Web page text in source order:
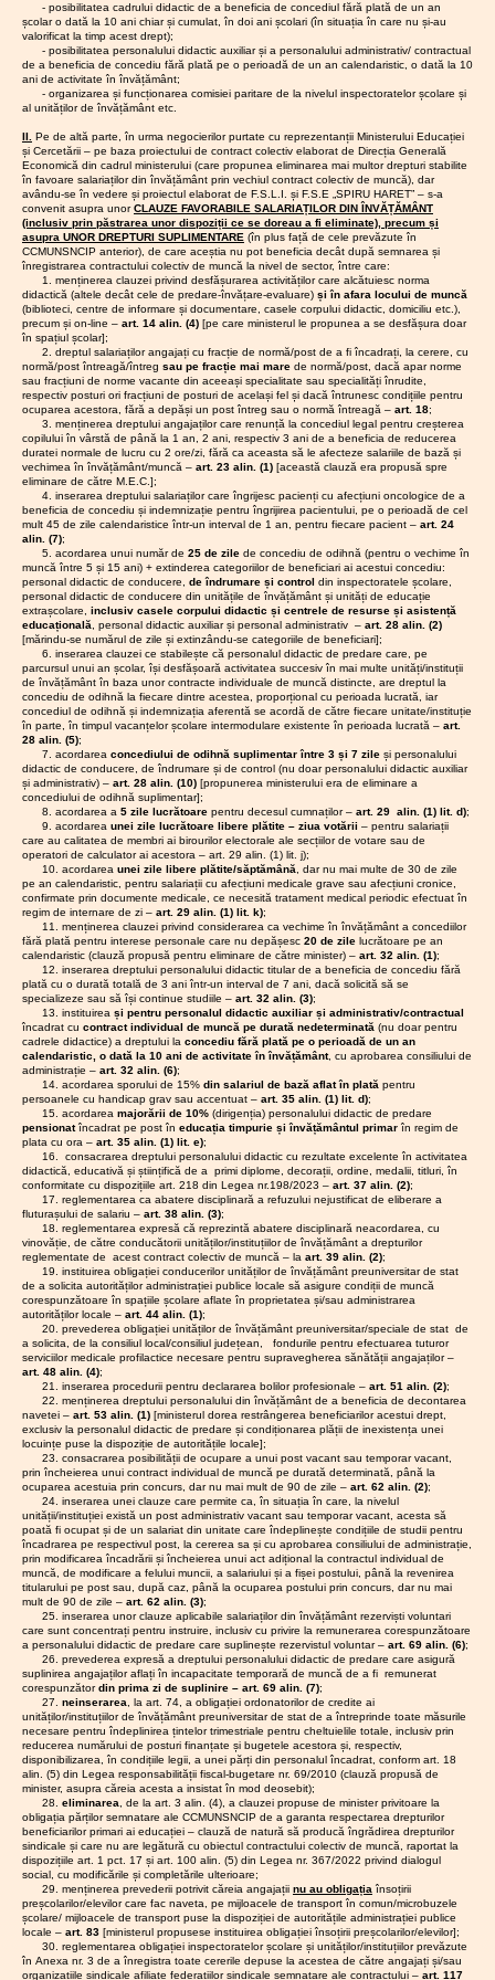
al I.S.J.
Miting
marș
Piața
Piața
Consiliul
al I.S.J.
Paritară
la
I.S.J.
Consiliul
al I.S.J.
Consiliul
S.I.P.
Județul
Biroul
Județul
Paritară
la
Comisia
Județul
la
Consiliul
al I.S.J.
Consiliul
Consiliul
S.I.P.
Județul
Biroul
Județul
de
U.J.
Frăția
să asigure promovarea personalului
în funcții, grade și trepte
profesionale și avansarea în
gradații, în condițiile legii,astfel
încât să se încadreze în sumele
aprobate cu această destinație în
bugetul propriu
Motivare: salariile de bază sunt
stabilite prin lege, conform
dispozițiilor art. 7 lit. o) din proiect;
în consecință, angajatorul
(ordonatorul de credite) nu poate
stabiliun salariu de bază la un
nivel inferior celui prevăzut de lege
pentru a se încadra în sumele
aprobate în buget cu această
destinație; în plus, în sistemul de
învățământ preuniversitar,
cuantumul sporurilor este stabilit
prin lege sau prin acte
administrative cu caracter normativ
emise în baza legii. În condițiile în
care, în sistemul de învățământ,
drepturile salariale nu sunt supuse
negocierii și aprecierii ordonatorului
de credite, este incorectă instituirea
obligației din teza finală a alin. (7).
2. Se impune reformularea
tezei a doua a alineatului (8) al
articolului 10, textul în actuala
formulare fiind lipsit de sens:
„(8) Dacă salariul de bază, solda
de funcție/salariul de funcție,
indemnizația de încadrare sau,
după caz, indemnizația lunară
pentru o funcție din sectorul
bugetar, calculată conform
prezentei legi pentru un program de
lucru de 8 ore zilnic, este mai mică
decât valoarea salariului de bază
minim brut pe țară garantat în plată,
atunci persoana care ocupă funcția
respectivă beneficiază de plata unei
sume egale cu salariul de bază
minim brut pe țară garantat în plată.
În cazul în care programul normal
de munci pentru este,??????
potrivit legii, mai mic de 8 ore
zilnic, persoana care ocupă funcția
respectivă beneficiază de plata unei
sume calculate prin raportarea
salariului de bază minim brut pe
țară la numărul mediu de ore lunar
potrivit programului legal de lucru
aprobat.”
3.Articolul 14 se modifică și
va avea următorul cuprins:
„Art. 14.Personalul care
exercită activitatea de control
financiar preventiv, pe perioada de
exercitare a acesteia, beneficiază
de un spor la salariul de bază,
solda de funcție/salariul de funcție
de 10%. Acest spor nu se ia în
calcul la determinarea limitei
sporurilor, primelor, premiilor și
indemnizațiilor prevăzute la art
21 alin. (2).”
La Capitolul IV — Alte
drepturi salariale —este necesară
introducerea de noi articole privind:
-reglementarea indemnizației
de hrană si a voucherelor de
vacanțăpentru personalul plătit din
fonduri publice,
un anumit cuantum al salariului
de bază net;
- reglementarea indemnizației
pentru deținerea titlului științific
de doctor, după cum urmează:
„Art. NOU (1) Personalul care
deține titlul științific de doctor
beneficiază de o indemnizație
pentru titlul științific de doctor în
cuantum de 25% din valoarea de
referință, care se acordă lunar
numai dacă își desfășoară
activitatea în domeniul pentru
care deține titlul și dacă are
prevăzute în fisa postului un set
de atribuții obiective și
cuantificabile care să permită
verificarea lunară a modului în
care activitatea acestuia este
valorificată în mod suplimentar.
Cuantumul salarial al acestei
indemnizații nu se ia în calcul la
determinarea limitei sporurilor,
primelor, premiilor și
indemnizațiilor prevăzute la art.
21 alin. (2).
(2) În situația cumulului de
funcții, indemnizația prevăzută la
alin. (1) se acordă, la cerere,
numai de către angajatorul unde
beneficiarul are funcția de bază
declarată.”
5.Laart. 19 — Sporul pentru
ajustări minimale
care nu răspund în
mod real
problemelor
semnalate. În
contextul în care
ministrul Muncii
ne-au transmis
deja, sec și cinic,
că„mai mult de
atât nu se poate”,
participarea
noastră la
întâlnirea de astăzi
ar fi complet
inutilă,servind
strict intereselor
publică ale
guvernanților.
Atragem atenția că
actualul proiect de
legeîncalcă
flagranttocmai
actele normative
adoptate de
Executiv odată cu
finalizarea grevei
generale din anul
2023. Este o
dovadă de
ipocrizie și o
desconsiderare
totală a
angajamentelor
luate în fața
societății. Ceea ce
face Guvernul
astăzi nu este doar
o încălcare a legii,
directă a
întregului sistem
educațional,
dovedind încă o
dată că pentru
actualul Executiv
educația nu
reprezintă o
prioritate.
Nu putem sta la
masa unor
negocieri false,
menite doar să
bifeze o acțiune pe
agenda publică a
Ministerului.
Mimarea
consultării
publicenu va
diminua revolta
legitimă a colegilor
și nu poate
substitui
responsabilitatea
reală pe care
autoritățile trebuie
să o manifeste față
de educație.
Amintim poziția
fermă a celor trei
federații din
învățământ și
anume aceea că
parlamentarii
României trebuie
să opteze între
două variante: să
refuze inițierea
acestui pseudo-
proiect al legii
salarizării sau să
promoveze o lege
sănătoasă, în care
salariații din
învățământ să fie
poziționați conform
importanței muncii
depuse, așa cum a
fost proiectul lucrat
la Ministerul Muncii
împreună cu
reprezentanții
Băncii Mondiale în
anul 2024.
Educația cere
respect!
PREȘEDINTE,
PREȘEDINTE,
PREȘEDINTE,
Simion
HANCESCU
Marius Ovidiu
NISTOR
Anton HADĂR
23 iulie 2026
ri
11.03.2026
Despre
adevărat
a
irespons
abilitate
10.03.2026
Simulăril
examen
ele
național
e vor fi
serios
perturbat
e!
06.03.2026
NU
PARTICI
PĂM LA
SIMULĂ
RI
25.02.2026
Convoca
tor
Conferin
ța de
alegeri a
CAR
(IFN)
SIP
Hunedoa
ra
10.02.2026
Inițiativă
legislativ
ă
cetățene
22.01.2026
Problem
e în
actualita
te
22.01.2026
Guvernu
l
Românie
i
destabili
zează
grav
românea
scă
14.01.2026
Reduceri
le in
baza
cardului
Catena
2026
15.12.2025
Mea
maxima
culpa ...
pe tonuri
de
soprană
05.12.2025
Comunic
at
F.S.E.
„SPIRU
HARET”
și
F.S.L.I.
05.12.20
25
28.11.2025
Concedi
atorul
18.11.2025
Comunic
at
comun
18
noiembri
e 2025
13.11.2025
Ministrul
educație
i atacă
profesori
i pentru
a
deturna
atenția
de la
măsurile
anti-
educație
impuse
de
Guvernu
l Bolojan
17.10.2025
Scrisoar
e
deschis
ă
adresată
ministrul
ui
educație
i
13.10.2025
Săptăm
âna
educație
i - Cupa
Educato
rului -
ediția
2025
08.10.2025
„Săptăm
âna
educație
i” -
Salonul
„ProfArt”
03.10.2025
Un nou
abuz al
Guvernu
lui!
Executiv
ul a
amânat
UNIȚI
puternici
!!!
având în
le, nu
suntem!
29.04.2026
Referen
dum...
20.04.2026
Electro-
logica
unui
așa-
numit
ministru
al
educație
09.03.2026
Frica nu
trebuie
să
dicteze
la
catedră:
Abuzuril
e unor
directori
și
inspecto
ri școlari
încalcă
dreptul
la
protest
al
profesori
lor!
05.03.2026
Nu
cedați
presiunil
or
decidenț
semnați
pentru
participa
simulări!
10.02.2026
REFER
ENDUM
30.01.2026
Planul
de
școlariz
are
2026-
2027
sau
despre
ratările
politico-
educațio
nale
22.01.2026
Apel
complet
area
chestion
arului
14.01.2026
Chestion
ar
Opinia
dumnea
conteaz
ă!
12.12.2025
Comisia
de
Dialog
județului
Hunedoa
ra
04.12.2025
Comunic
at
F.S.E.
„SPIRU
HARET”
și
F.S.L.I.
04.12.20
25
28.11.2025
Sindicat
ele din
învățăm
ânt pot
declanș
generală
în
condiții
legale ...
și alte
răspuns
uri la
problem
e de
actualita
te
20.11.2025
Scrisoar
e
deschis
ă
24.10.2025
Comunic
at
F.S.E.
17.10.2025
Punct
de
vedere
al
Federați
Hunedoa
ra
05.06.2026
5 iunie -
Ziua
ă a
28.05.2026
Informar
e
sindicală
- mai
2026
Consiliul
Liderilor
S.I.P.
Județul
Hunedoa
ra
25.05.2026
Comisia
paritară
de la
nivelul
I.S.J.
Hunedoa
ra
19.05.2026
Ședința
C.A. al
I.S.J.
Hunedoa
ra
15.05.2026
Greva
din
ântul
preunive
rsitar se
amână!
14.05.2026
Ședința
C.A. al
I.S.J.
Hunedoa
ra
05.05.2026
Ședința
C.A. al
I.S.J.
ra
29.04.2026
Ședința
I.S.J.
Hunedoa
ra
22.04.2026
C.A. al
I.S.J.
Hunedoa
ra
21.04.2026
Ședința
C.A. al
I.S.J.
Hunedoa
20.04.2026
Ședința
C.A. al
I.S.J.
ra
16.04.2026
Ședința
C.A. al
I.S.J.
Hunedoa
ra
02.04.2026
Ședința
C.A. al
Hunedoa
ra
25.03.2026
Conferin
ța de
alegeri
(IFN)
S.I.P.
Hunedoa
25.03.2026
Consiliul
Liderilor
S.I.P.
Județul
Hunedoa
ra -
Biroul
Executiv
S.I.P.
Județul
Hunedoa
ra
23.03.2026
Ședința
C.A. al
I.S.J.
Hunedoa
ra
16.03.2026
Ședința
C.A. al
Hunedoa
ra
13.03.2026
Conferin
ța de
alegeri a
(IFN)
SIP
Hunedoa
ra
Convoca
tor
09.03.2026
Ședința
C.A. al
I.S.J.
Hunedoa
ra
- posibilitatea cadrului didactic de a beneficia de concediul fără plată de un an
școlar o dată la 10 ani chiar și cumulat, în doi ani școlari (în situația în care nu și-au
valorificat la timp acest drept);
- posibilitatea personalului didactic auxiliar și a personalului administrativ/ contractual
de a beneficia de concediu fără plată pe o perioadă de un an calendaristic, o dată la 10
ani de activitate în învățământ;
- organizarea și funcționarea comisiei paritare de la nivelul inspectoratelor școlare și
al unităților de învățământ etc.
II. Pe de altă parte, în urma negocierilor purtate cu reprezentanții Ministerului Educației
și Cercetării – pe baza proiectului de contract colectiv elaborat de Direcția Generală
Economică din cadrul ministerului (care propunea eliminarea mai multor drepturi stabilite
în favoare salariaților din învățământ prin vechiul contract colectiv de muncă), dar
avându-se în vedere și proiectul elaborat de F.S.L.I. și F.S.E „SPIRU HARET” – s-a
convenit asupra unorCLAUZE FAVORABILE SALARIAȚILOR DIN ÎNVĂȚĂMÂNT
(inclusiv prin păstrarea unor dispoziții ce se doreau a fi eliminate), precum și
asupra UNOR DREPTURI SUPLIMENTARE (în plus față de cele prevăzute în
CCMUNSNCIP anterior), de care aceștia nu pot beneficia decât după semnarea și
înregistrarea contractului colectiv de muncă la nivel de sector, între care:
1. menținerea clauzei privind desfășurarea activităților care alcătuiesc norma
didactică (altele decât cele de predare-învățare-evaluare) și în afara locului de muncă
(biblioteci, centre de informare și documentare, casele corpului didactic, domiciliu etc.),
precum și on-line – art. 14 alin. (4) [pe care ministerul le propunea a se desfășura doar
în spațiul școlar];
2. dreptul salariaților angajați cu fracție de normă/post de a fi încadrați, la cerere, cu
normă/post întreagă/întreg sau pe fracție mai mare de normă/post, dacă apar norme
sau fracțiuni de norme vacante din aceeași specialitate sau specialități înrudite,
respectiv posturi ori fracțiuni de posturi de același fel și dacă întrunesc condițiile pentru
ocuparea acestora, fără a depăși un post întreg sau o normă întreagă – art. 18;
3. menținerea dreptului angajaților care renunță la concediul legal pentru creșterea
copilului în vârstă de până la 1 an, 2 ani, respectiv 3 ani de a beneficia de reducerea
duratei normale de lucru cu 2 ore/zi, fără ca aceasta să le afecteze salariile de bază și
vechimea în învățământ/muncă – art. 23 alin. (1) [această clauză era propusă spre
eliminare de către M.E.C.];
4. inserarea dreptului salariaților care îngrijesc pacienți cu afecțiuni oncologice de a
beneficia de concediu și indemnizație pentru îngrijirea pacientului, pe o perioadă de cel
mult 45 de zile calendaristice într-un interval de 1 an, pentru fiecare pacient – art. 24
alin. (7);
5. acordarea unui număr de 25 de zile de concediu de odihnă (pentru o vechime în
muncă între 5 și 15 ani) + extinderea categoriilor de beneficiari ai acestui concediu:
personal didactic de conducere, de îndrumare și control din inspectoratele școlare,
personal didactic de conducere din unitățile de învățământ și unități de educație
extrașcolare, inclusiv casele corpului didactic și centrele de resurse și asistență
educațională , personal didactic auxiliar și personal administrativ – art. 28 alin. (2)
[mărindu-se numărul de zile și extinzându-se categoriile de beneficiari];
6. inserarea clauzei ce stabilește că personalul didactic de predare care, pe
parcursul unui an școlar, își desfășoară activitatea succesiv în mai multe unități/instituții
de învățământ în baza unor contracte individuale de muncă distincte, are dreptul la
concediu de odihnă la fiecare dintre acestea, proporțional cu perioada lucrată, iar
concediul de odihnă și indemnizația aferentă se acordă de către fiecare unitate/instituție
în parte, în timpul vacanțelor școlare intermodulare existente în perioada lucrată – art.
28 alin. (5);
7. acordarea concediului de odihnă suplimentar între 3 și 7 zile și personalului
didactic de conducere, de îndrumare și de control (nu doar personalului didactic auxiliar
și administrativ) – art. 28 alin. (10) [propunerea ministerului era de eliminare a
concediului de odihnă suplimentar];
8. acordarea a 5 zile lucrătoare pentru decesul cumnaților – art. 29 alin. (1) lit. d);
9. acordarea unei zile lucrătoare libere plătite – ziua votării – pentru salariații
care au calitatea de membri ai birourilor electorale ale secțiilor de votare sau de
operatori de calculator ai acestora – art. 29 alin. (1) lit. j);
10. acordarea unei zile libere plătite/săptămână , dar nu mai multe de 30 de zile
pe an calendaristic, pentru salariații cu afecțiuni medicale grave sau afecțiuni cronice,
confirmate prin documente medicale, ce necesită tratament medical periodic efectuat în
regim de internare de zi – art. 29 alin. (1) lit. k);
11. menținerea clauzei privind considerarea ca vechime în învățământ a concediilor
fără plată pentru interese personale care nu depășesc 20 de zile lucrătoare pe an
calendaristic (clauză propusă pentru eliminare de către minister) – art. 32 alin. (1);
12. inserarea dreptului personalului didactic titular de a beneficia de concediu fără
plată cu o durată totală de 3 ani într-un interval de 7 ani, dacă solicită să se
specializeze sau să își continue studiile – art. 32 alin. (3);
13. instituirea și pentru personalul didactic auxiliar și administrativ/contractual
încadrat cu contract individual de muncă pe durată nedeterminată (nu doar pentru
cadrele didactice) a dreptului la concediu fără plată pe o perioadă de un an
calendaristic, o dată la 10 ani de activitate în învățământ, cu aprobarea consiliului de
administrație – art. 32 alin. (6);
14. acordarea sporului de 15% din salariul de bază aflat în plată pentru
persoanele cu handicap grav sau accentuat – art. 35 alin. (1) lit. d);
15. acordarea majorării de 10% (dirigenția) personalului didactic de predare
pensionatîncadrat pe post în educația timpurie și învățământul primar în regim de
plata cu ora – art. 35 alin. (1) lit. e);
16. consacrarea dreptului personalului didactic cu rezultate excelente în activitatea
didactică, educativă și științifică de a primi diplome, decorații, ordine, medalii, titluri, în
conformitate cu dispozițiile art. 218 din Legea nr.198/2023 – art. 37 alin. (2);
17. reglementarea ca abatere disciplinară a refuzului nejustificat de eliberare a
fluturașului de salariu – art. 38 alin. (3);
18. reglementarea expresă că reprezintă abatere disciplinară neacordarea, cu
vinovăție, de către conducătorii unităților/instituțiilor de învățământ a drepturilor
reglementate de acest contract colectiv de muncă – la art. 39 alin. (2);
19. instituirea obligației conducerilor unităților de învățământ preuniversitar de stat
de a solicita autorităților administrației publice locale să asigure condiții de muncă
corespunzătoare în spațiile școlare aflate în proprietatea și/sau administrarea
autorităților locale – art. 44 alin. (1);
20. prevederea obligației unităților de învățământ preuniversitar/speciale de stat de
a solicita, de la consiliul local/consiliul județean, fondurile pentru efectuarea tuturor
serviciilor medicale profilactice necesare pentru supravegherea sănătății angajaților –
art. 48 alin. (4);
21. inserarea procedurii pentru declararea bolilor profesionale – art. 51 alin. (2);
22. menținerea dreptului personalului din învățământ de a beneficia de decontarea
navetei – art. 53 alin. (1) [ministerul dorea restrângerea beneficiarilor acestui drept,
exclusiv la personalul didactic de predare și condiționarea plății de inexistența unei
locuințe puse la dispoziție de autoritățile locale];
23. consacrarea posibilității de ocupare a unui post vacant sau temporar vacant,
prin încheierea unui contract individual de muncă pe durată determinată, până la
ocuparea acestuia prin concurs, dar nu mai mult de 90 de zile – art. 62 alin. (2);
24. inserarea unei clauze care permite ca, în situația în care, la nivelul
unității/instituției există un post administrativ vacant sau temporar vacant, acesta să
poată fi ocupat și de un salariat din unitate care îndeplinește condițiile de studii pentru
încadrarea pe respectivul post, la cererea sa și cu aprobarea consiliului de administrație,
prin modificarea încadrării și încheierea unui act adițional la contractul individual de
muncă, de modificare a felului muncii, a salariului și a fișei postului, până la revenirea
titularului pe post sau, după caz, până la ocuparea postului prin concurs, dar nu mai
mult de 90 de zile – art. 62 alin. (3);
25. inserarea unor clauze aplicabile salariaților din învățământ rezerviști voluntari
care sunt concentrați pentru instruire, inclusiv cu privire la remunerarea corespunzătoare
a personalului didactic de predare care suplinește rezervistul voluntar – art. 69 alin. (6);
26. prevederea expresă a dreptului personalului didactic de predare care asigură
suplinirea angajaților aflați în incapacitate temporară de muncă de a fi remunerat
corespunzătordin prima zi de suplinire – art. 69 alin. (7);
27. neinserarea , la art. 74, a obligației ordonatorilor de credite ai
unităților/instituțiilor de învățământ preuniversitar de stat de a întreprinde toate măsurile
necesare pentru îndeplinirea țintelor trimestriale pentru cheltuielile totale, inclusiv prin
reducerea numărului de posturi finanțate și bugetele acestora și, respectiv,
disponibilizarea, în condițiile legii, a unei părți din personalul încadrat, conform art. 18
alin. (5) din Legea responsabilității fiscal-bugetare nr. 69/2010 (clauză propusă de
minister, asupra căreia acesta a insistat în mod deosebit);
28. eliminarea , de la art. 3 alin. (4), a clauzei propuse de minister privitoare la
obligația părților semnatare ale CCMUNSNCIP de a garanta respectarea drepturilor
beneficiarilor primari ai educației – clauză de natură să producă îngrădirea drepturilor
sindicale și care nu are legătură cu obiectul contractului colectiv de muncă, raportat la
dispozițiile art. 1 pct. 17 și art. 100 alin. (5) din Legea nr. 367/2022 privind dialogul
social, cu modificările și completările ulterioare;
29. menținerea prevederii potrivit căreia angajații nu au obligația însoțirii
preșcolarilor/elevilor care fac naveta, pe mijloacele de transport în comun/microbuzele
școlare/ mijloacele de transport puse la dispoziției de autoritățile administrației publice
locale – art. 83 [ministerul propusese instituirea obligației însoțirii preșcolarilor/elevilor];
30. reglementarea obligației inspectoratelor școlare și unităților/instituțiilor prevăzute
în Anexa nr. 3 de a înregistra toate cererile depuse la acestea de către angajați și/sau
organizațiile sindicale afiliate federațiilor sindicale semnatare ale contractului – art. 117